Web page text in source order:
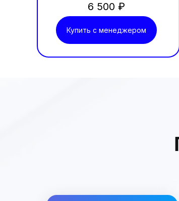
Купить с менеджером
6 500 ₽